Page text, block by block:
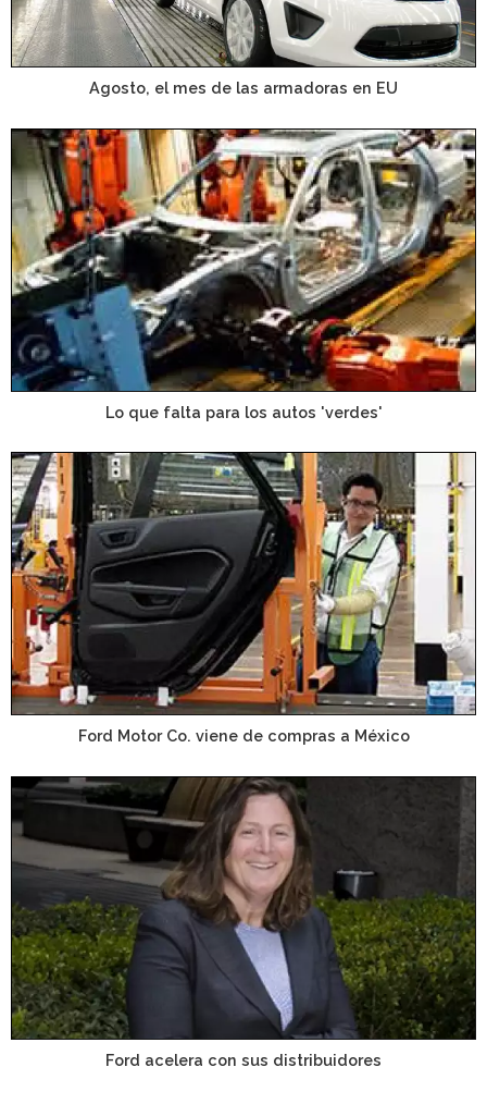
Agosto, el mes de las armadoras en EU
Lo que falta para los autos 'verdes'
Ford Motor Co. viene de compras a México
Ford acelera con sus distribuidores